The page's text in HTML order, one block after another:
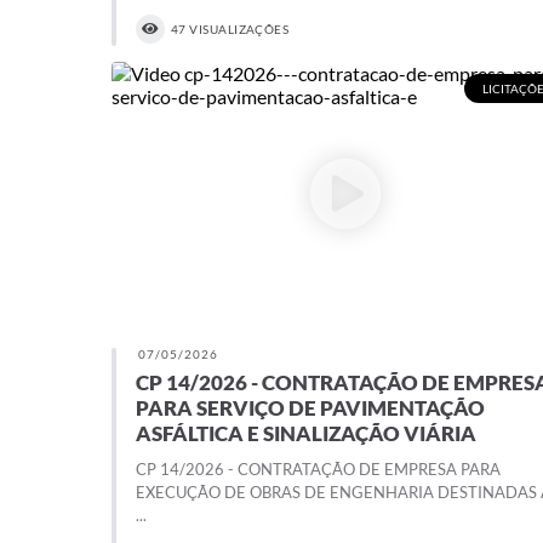
47 VISUALIZAÇÕES
07/05/2026
CP 14/2026 - CONTRATAÇÃO DE
PARA SERVIÇO DE PAVIMENTAÇÃO
ASFÁLTICA E SINALIZAÇÃO VIÁRIA
CP 14/2026 - CONTRATAÇÃO DE EMPRESA PARA
EXECUÇÃO DE OBRAS DE ENGENHARIA DESTINADAS
...